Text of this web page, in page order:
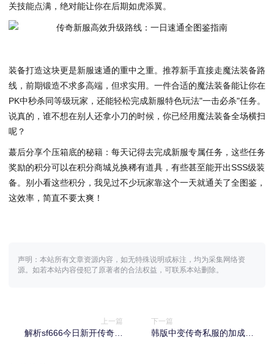
关技能点满，绝对能让你在后期如虎添翼。
装备打造这块更是新服速通的重中之重。推荐新手直接走魔法装备路
线，前期锻造不求多高端，但求实用。一件合适的魔法装备能让你在
PK中秒杀同等级玩家，还能轻松完成新服特色玩法"一击必杀"任务。
说真的，谁不想在别人还拿小刀的时候，你已经用魔法装备全场横扫
呢？
蕞后分享个压箱底的秘籍：每天记得去完成新服专属任务，这些任务
奖励的积分可以在积分商城兑换稀有道具，有些甚至能开出SSS级装
备。别小看这些积分，我见过不少玩家靠这个一天就通关了全图鉴，
这效率，简直不要太爽！
声明：本站所有文章资源内容，如无特殊说明或标注，均为采集网络资
源。如若本站内容侵犯了原著者的合法权益，可联系本站删除。
上一篇
解析sf666今日新开传奇中
下一篇
韩版中变传奇私服的加成与